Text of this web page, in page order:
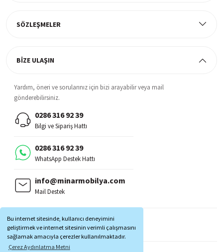
Bu internet sitesinde, kullanıcı deneyimini
geliştirmek ve internet sitesinin verimli çalışmasını
sağlamak amacıyla çerezler kullanılmaktadır.
Çerez Aydınlatma Metni
SÖZLEŞMELER
BİZE ULAŞIN
Yardım, öneri ve sorularınız için bizi arayabilir veya mail
gönderebilirsiniz.
0286 316 92 39
Bilgi ve Sipariş Hattı
0286 316 92 39
WhatsApp Destek Hattı
info@minarmobilya.com
Mail Destek
MOBİL UYGULAMALAR: